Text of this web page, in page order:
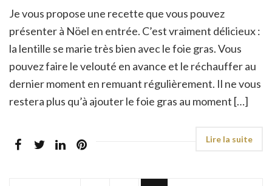
Je vous propose une recette que vous pouvez
présenter à Nöel en entrée. C’est vraiment délicieux :
la lentille se marie très bien avec le foie gras. Vous
pouvez faire le velouté en avance et le réchauffer au
dernier moment en remuant régulièrement. Il ne vous
restera plus qu’à ajouter le foie gras au moment […]